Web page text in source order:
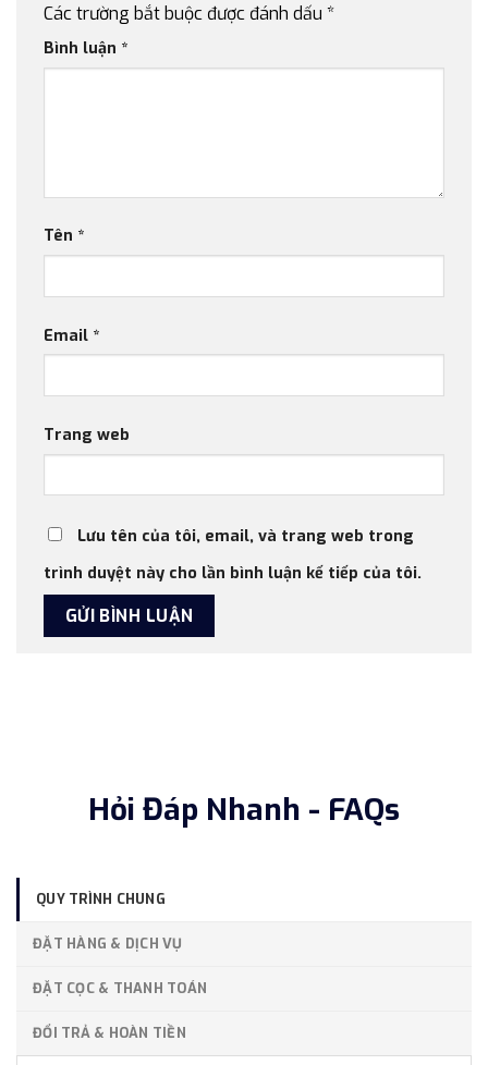
Các trường bắt buộc được đánh dấu *
Bình luận *
Tên *
Email *
Trang web
Lưu tên của tôi, email, và trang web trong
trình duyệt này cho lần bình luận kế tiếp của tôi.
Hỏi Đáp Nhanh - FAQs
QUY TRÌNH CHUNG
ĐẶT HÀNG & DỊCH VỤ
ĐẶT CỌC & THANH TOÁN
ĐỔI TRẢ & HOÀN TIỀN